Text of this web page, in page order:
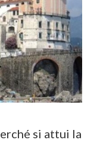
si attui la